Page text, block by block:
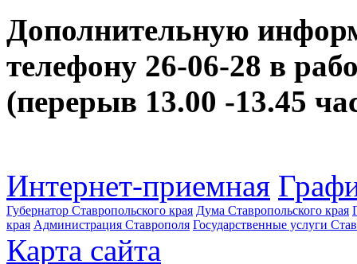
Дополнительную
телефону 26-06-28 в
(перерыв 13.00 -13.45
Интернет-приемная
Губернатор Ставропольского края Дума Ставропольского края
края Администрация Ставрополя Государственные услуги
Карта сайта